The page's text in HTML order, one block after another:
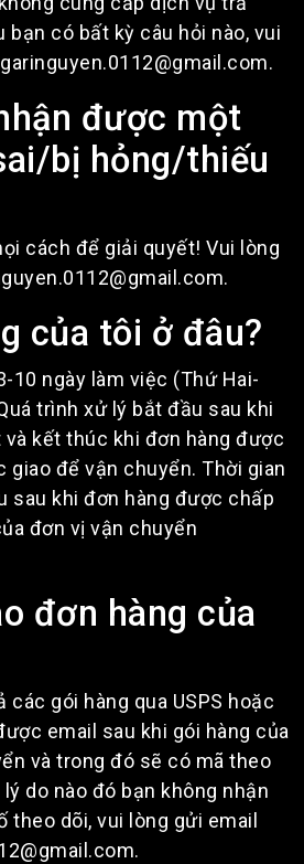
bạn có bất kỳ câu hỏi nào, vui
được một
bị hỏng/thiếu
cách để giải quyết! Vui lòng
của tôi ở đâu?
10 ngày làm việc (Thứ Hai-
trình xử lý bắt đầu sau khi
kết thúc khi đơn hàng được
giao để vận chuyển. Thời gian
sau khi đơn hàng được chấp
đơn vị vận chuyển
đơn hàng của
gói hàng qua USPS hoặc
email sau khi gói hàng của
và trong đó sẽ có mã theo
do nào đó bạn không nhận
theo dõi, vui lòng gửi email